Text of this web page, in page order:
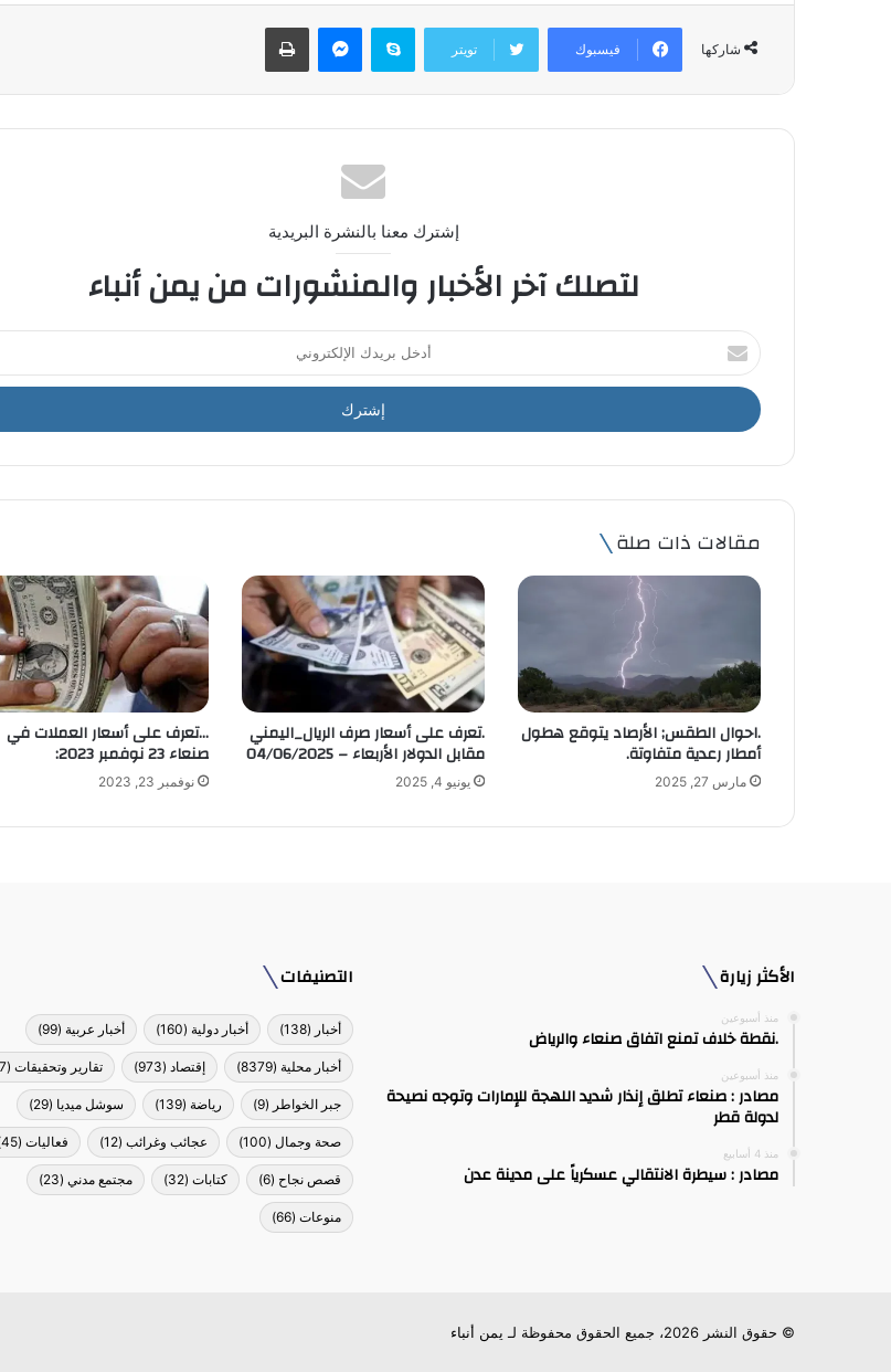
شاركها فيسبوك تويتر
سكايب
إشترك معنا بالنشرة البريدية
لتصلك آخر الأخبار والمنشورات من يمن أنباء
أ
د
خ
ل
د
ا
ت
ر
و
ن
ي
مقالات ذات صلة
.احوال الطقس; الأرصاد يتوقع هطول
أمطار رعدية متفاوتة.
مارس 27, 2025
.تعرف على أسعار صرف الريال_اليمني
مقابل الدولار الأربعاء – 04/06/2025
يونيو 4, 2025
…تعرف على أسعار العملات في
صنعاء 23 نوفمبر 2023:
نوفمبر 23, 2023
الأكثر زيارة
منذ أسبوعين
.نقطة خلاف تمنع اتفاق صنعاء والرياض
منذ أسبوعين
مصادر : صنعاء تطلق إنذار شديد اللهجة للإمارات وتوجه نصيحة
لدولة قطر
منذ 4 أسابيع
مصادر : سيطرة الانتقالي عسكرياً على مدينة عدن
التصنيفات
أخبار (138) أخبار دولية(160) أخبار عربية(99)
أخبار محلية(8379) إقتصاد(973) تقارير وتحقيقات(7)
جبر الخواطر (9) رياضة(139) سوشل ميديا (29)
صحة وجمال(100) عجائب وغرائب(12) فعاليات(45)
قصص نجاح (6) كتابات(32) مجتمع مدني(23)
منوعات(66)
© حقوق النشر 2026، جميع الحقوق محفوظة لـ يمن أنباء